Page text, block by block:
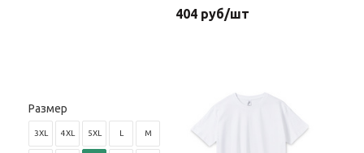
404 руб/шт
Размер
3XL 4XL 5XL L M